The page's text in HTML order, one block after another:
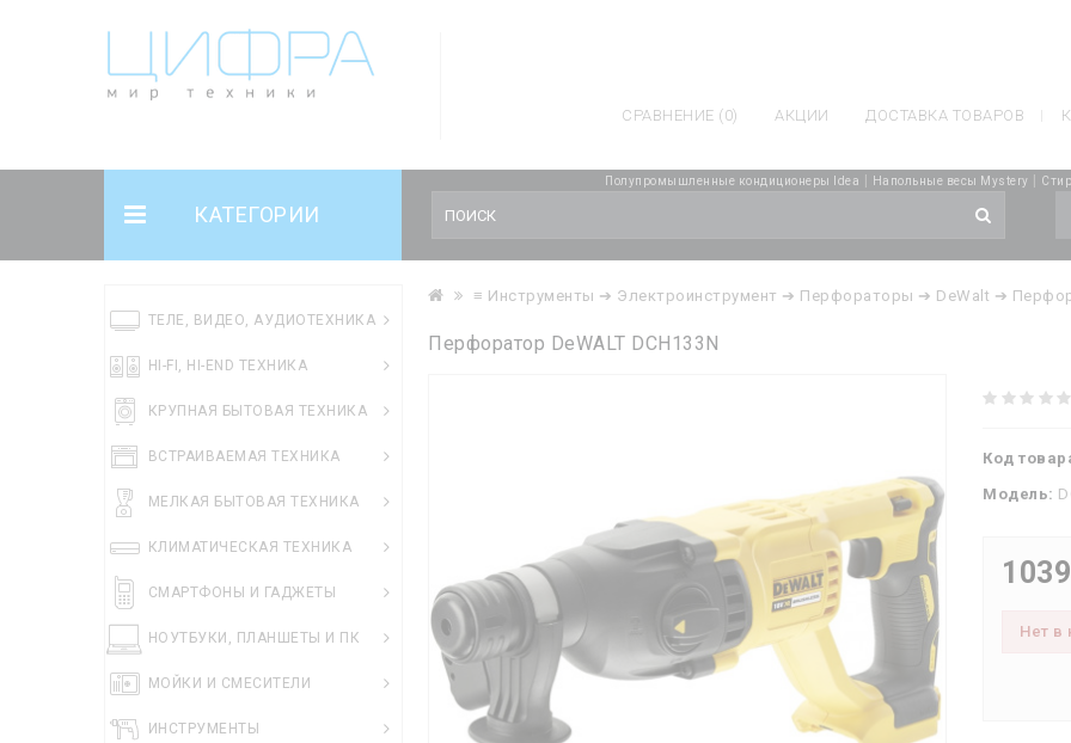
СРАВНЕНИЕ (0) АКЦИИ ДОСТАВКА ТОВАРОВ
КАТЕГОРИИ
Полупромышленные кондиционеры Idea Напольные весы Mystery
ТЕЛЕ, ВИДЕО, АУДИОТЕХНИКА
HI-FI, HI-END ТЕХНИКА
КРУПНАЯ БЫТОВАЯ ТЕХНИКА
ВСТРАИВАЕМАЯ ТЕХНИКА
МЕЛКАЯ БЫТОВАЯ ТЕХНИКА
КЛИМАТИЧЕСКАЯ ТЕХНИКА
СМАРТФОНЫ И ГАДЖЕТЫ
НОУТБУКИ, ПЛАНШЕТЫ И ПК
МОЙКИ И СМЕСИТЕЛИ
ИНСТРУМЕНТЫ
≡ Инструменты ➔ Электроинструмент ➔ Перфораторы ➔ DeWalt ➔
Перфоратор DeWALT DCH133N
Код
Модель:
Нет в